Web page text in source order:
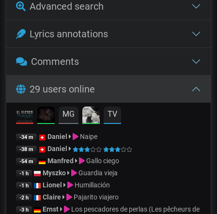
Advanced search
Lyrics annotations
Comments
29 users online
MG TV
-34 m Daniel Naipe
-38 m Daniel
-54 m Manfred Gallo ciego
-1 h Myszko Guardia vieja
-1 h Lionel Humillación
-2 h Claire Pajarito viajero
-3 h Ernst
Los pescadores de perlas (Les pêcheurs de